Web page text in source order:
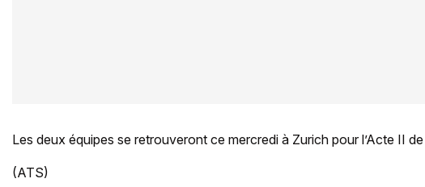
Les deux équipes se retrouveront ce mercredi à Zurich pour l’Acte II
(ATS)